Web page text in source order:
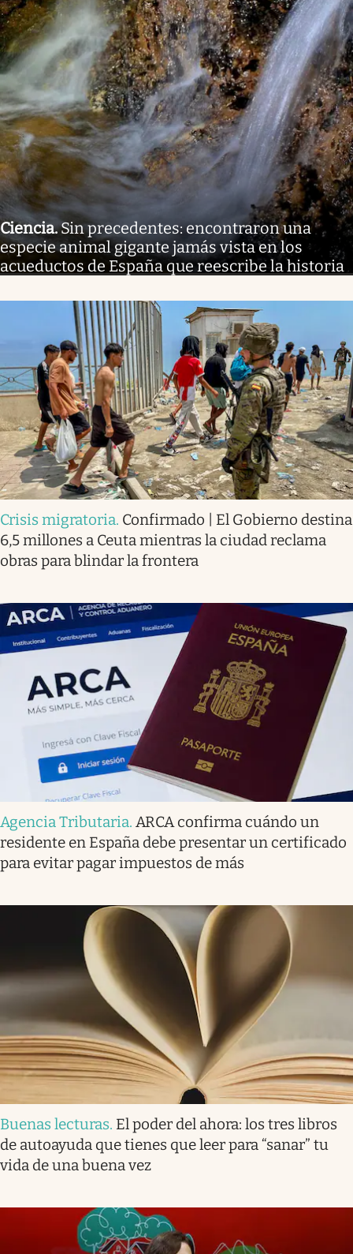
Ciencia.Sin precedentes: encontraron una
especie animal gigante jamás vista en los
acueductos de España que reescribe la historia
Crisis migratoria. Confirmado | El Gobierno destina
6,5 millones a Ceuta mientras la ciudad reclama
obras para blindar la frontera
Agencia Tributaria. ARCA confirma cuándo un
residente en España debe presentar un certificado
para evitar pagar impuestos de más
Buenas lecturas. El poder del ahora: los tres libros
de autoayuda que tienes que leer para “sanar” tu
vida de una buena vez